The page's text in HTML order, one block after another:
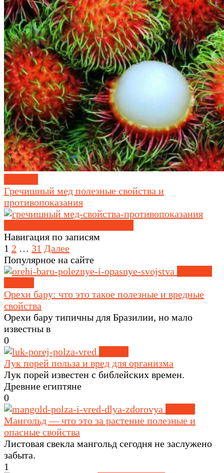
Гречишный мед полезные свойства и
противопоказания
Навигация по записям
1 2 … 31 Далее
Популярное на сайте
Орехи бару: что это такое полезные и вредные
свойства
Орехи бару типичны для Бразилии, но мало
известны в
0
Лук порей польза и вред для организма
Лук порей известен с библейских времен.
Древние египтяне
0
Мангольд — что это за растение полезные и
опасные свойства
Листовая свекла мангольд сегодня не заслужено
забыта.
1